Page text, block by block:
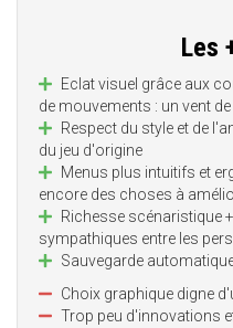
Les
Eclat visuel grâce aux
de mouvements : un vent
Respect du style et de
du jeu d'origine
Menus plus intuitifs et
encore des choses à
Richesse scénaristique
sympathiques entre les
Sauvegarde
Choix graphique digne
Trop peu d'innovations